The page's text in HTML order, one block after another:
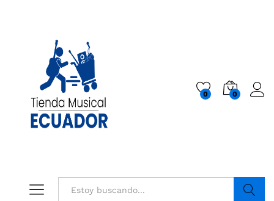
0 0